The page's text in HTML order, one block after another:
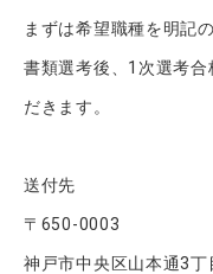
まずは希望職種を明記
書類選考後、1次選考
だきます。
送付先
〒650-0003
神戸市中央区山本通3